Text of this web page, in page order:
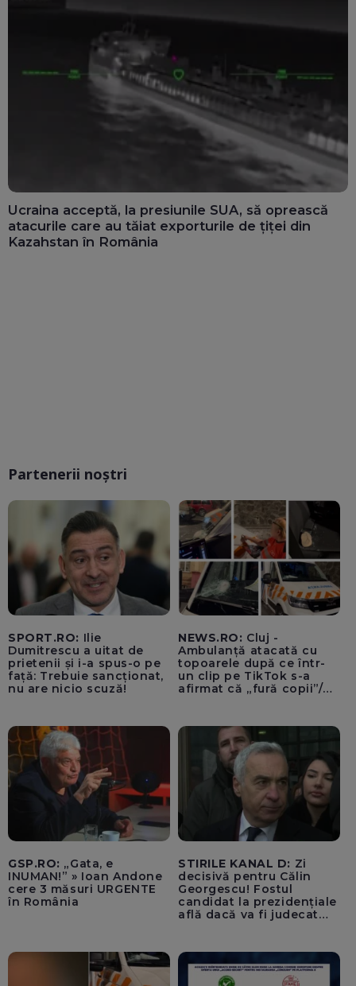
Ucraina acceptă, la presiunile SUA, să oprească
atacurile care au tăiat exporturile de țiței din
Kazahstan în România
Partenerii noștri
SPORT.RO: Ilie
Dumitrescu a uitat de
prietenii și i-a spus-o pe
față: Trebuie sancționat,
nu are nicio scuză!
NEWS.RO: Cluj -
Ambulanță atacată cu
topoarele după ce într-
un clip pe TikTok s-a
afirmat că „fură copii”/
cioburile parbrizului
spart - FOTO, VIDEO
GSP.RO: „Gata, e
INUMAN!” » Ioan Andone
cere 3 măsuri URGENTE
în România
STIRILE KANAL D: Zi
decisivă pentru Călin
Georgescu! Fostul
candidat la prezidențiale
află dacă va fi judecat